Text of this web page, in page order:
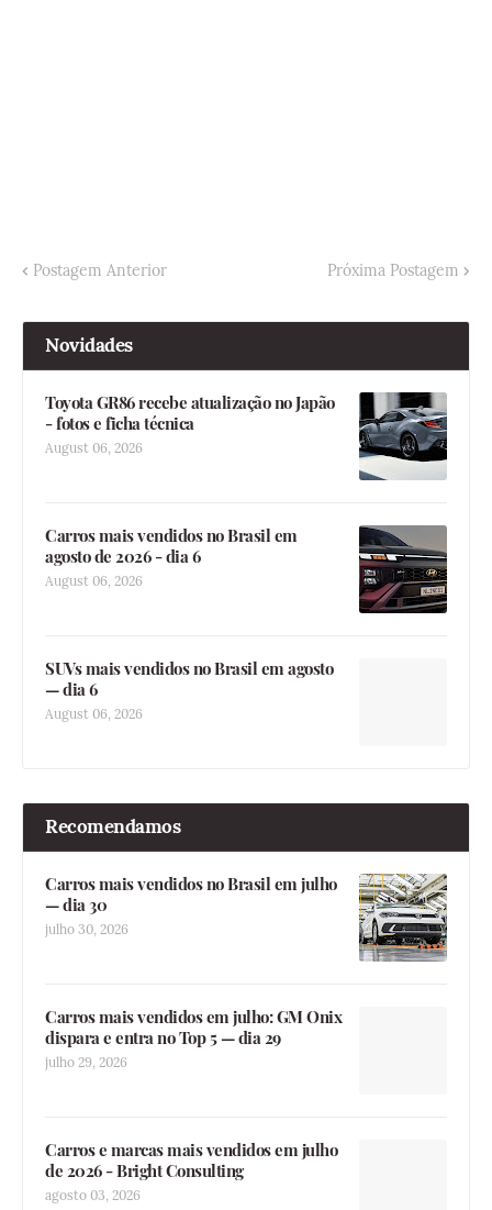
Postagem Anterior Próxima Postagem
Novidades
Toyota GR86 recebe atualização no Japão
- fotos e ficha técnica
August 06, 2026
Carros mais vendidos no Brasil em
agosto de 2026 - dia 6
August 06, 2026
SUVs mais vendidos no Brasil em agosto
— dia 6
August 06, 2026
Recomendamos
Carros mais vendidos no Brasil em julho
— dia 30
julho 30, 2026
Carros mais vendidos em julho: GM Onix
dispara e entra no Top 5 — dia 29
julho 29, 2026
Carros e marcas mais vendidos em julho
de 2026 - Bright Consulting
agosto 03, 2026